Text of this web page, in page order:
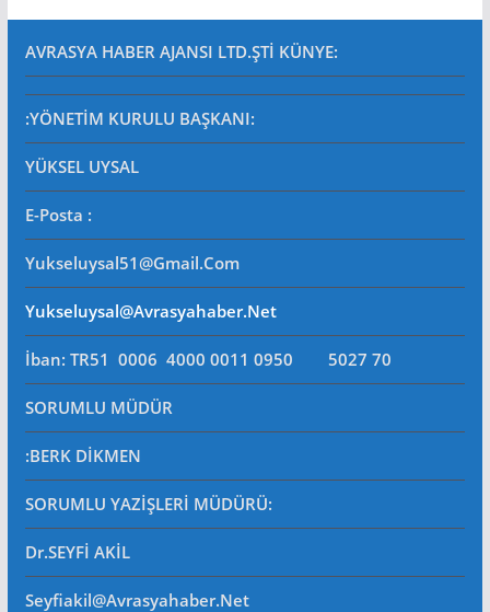
AVRASYA HABER AJANSI LTD.ŞTİ KÜNYE:
:YÖNETİM KURULU BAŞKANI:
YÜKSEL UYSAL
E-Posta :
Yukseluysal51@gmail.com
Yukseluysal@avrasyahaber.net
İban: TR51 0006 4000 0011 0950 5027 70
SORUMLU MÜDÜR
:BERK DİKMEN
SORUMLU YAZİŞLERİ MÜDÜRÜ:
Dr.SEYFİ AKİL
Seyfiakil@avrasyahaber.net